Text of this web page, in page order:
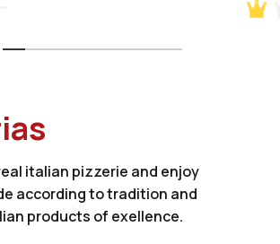
italian pizzerie and enjoy
according to tradition and
products of exellence.